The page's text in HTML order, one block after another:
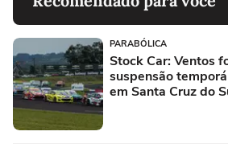
PARABÓLICA
Stock Car: Ventos
suspensão
em Santa Cruz do